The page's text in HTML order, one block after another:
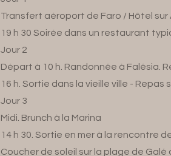
Transfert aéroport de Faro / Hôtel sur
19 h 30 Soirée dans un restaurant
Jour 2
Départ à 10 h. Randonnée à Falésia.
16 h. Sortie dans la vieille ville - Repas
Jour 3
Midi. Brunch à la Marina
14 h 30. Sortie en mer à la rencontre
Coucher de soleil sur la plage de